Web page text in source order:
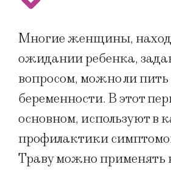
Многие женщины,
ожидании ребенка,
вопросом, можно ли
беременности. В этот
основном, используют в
профилактики
Траву можно применять